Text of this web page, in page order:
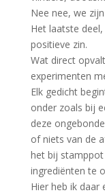
Nee nee, we
Het laatste deel,
positieve zin.
Wat direct
experimenten
Elk gedicht
onder zoals bij
deze
of niets van de
het bij
ingrediënten te
Hier heb ik daar